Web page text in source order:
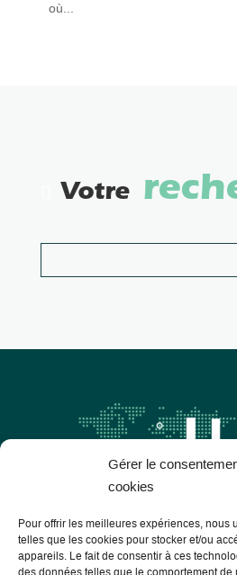
Gérer le
cookies
Pour offrir les meilleures expériences, nous
telles que les cookies pour stocker et/ou
appareils. Le fait de consentir à ces
des données telles que le comportement
où...
Votre
Les Libres Géographes